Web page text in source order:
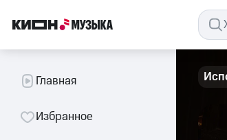
Главная
Избранное